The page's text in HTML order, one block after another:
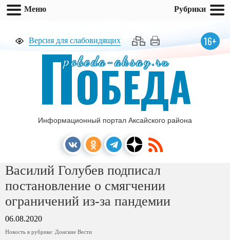
Версия для слабовидящих 16+
pobeda-aksay.ru
ПОБЕДА
Информационный портал Аксайского района
Василий Голубев подписал
постановление о смягчении
ограничений из-за пандемии
06.08.2020
Новость в рубрике: Донские Вести
Меню Рубрики